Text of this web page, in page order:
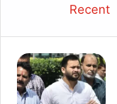
Recent